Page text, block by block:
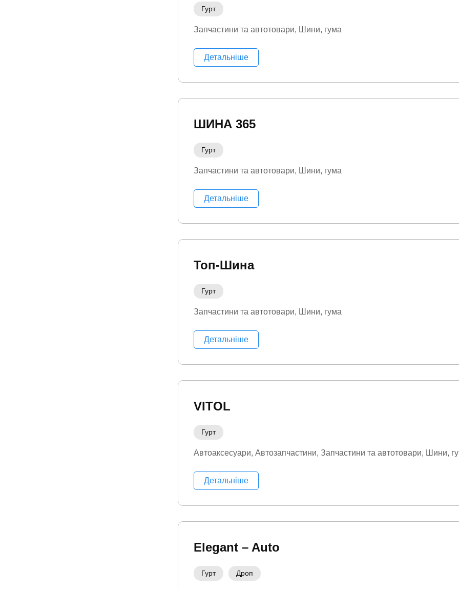
Гурт
Запчастини та автотовари Шини, гума
Детальніше
ШИНА 365
Гурт
Запчастини та автотовари Шини, гума
Детальніше
Топ-Шина
Гурт
Запчастини та автотовари Шини, гума
Детальніше
VITOL
Гурт
Автоаксесуари Автозапчастини Запчастини та автотовари Шини,
Детальніше
Elegant – Auto
Гурт Дроп